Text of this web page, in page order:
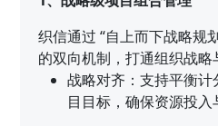
织信通过 “自上而下战略规
的双向机制，打通组织战略
战略对齐：支持平衡
目目标，确保资源投入